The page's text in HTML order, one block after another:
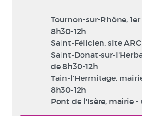
Tournon-sur-Rhône,
8h30-12h
Saint-Félicien, site
Saint-Donat-sur-
de 8h30-12h
Tain-l'Hermitage,
8h30-12h
Pont de l'Isère, mairie -